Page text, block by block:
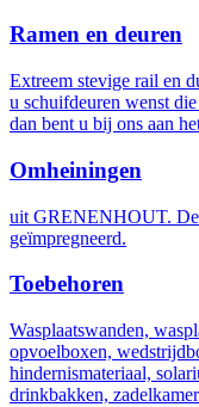
Ramen en deuren
Extreem stevige rail en
u schuifdeuren wenst
dan bent u bij ons aan
Omheiningen
uit GRENENHOUT.
geïmpregneerd.
Toebehoren
Wasplaatswanden,
opvoelboxen,
hindernismateriaal,
drinkbakken,